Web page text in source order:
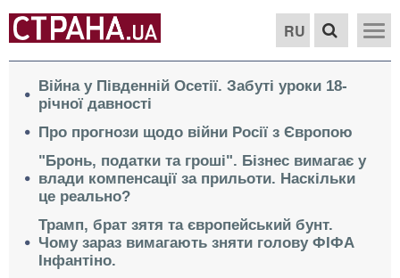
RU
Війна у Південній Осетії. Забуті уроки 18-
річної давності
Про прогнози щодо війни Росії з Європою
"Бронь, податки та гроші". Бізнес вимагає у
влади компенсації за прильоти. Наскільки
це реально?
Трамп, брат зятя та європейський бунт.
Чому зараз вимагають зняти голову ФІФА
Інфантіно.